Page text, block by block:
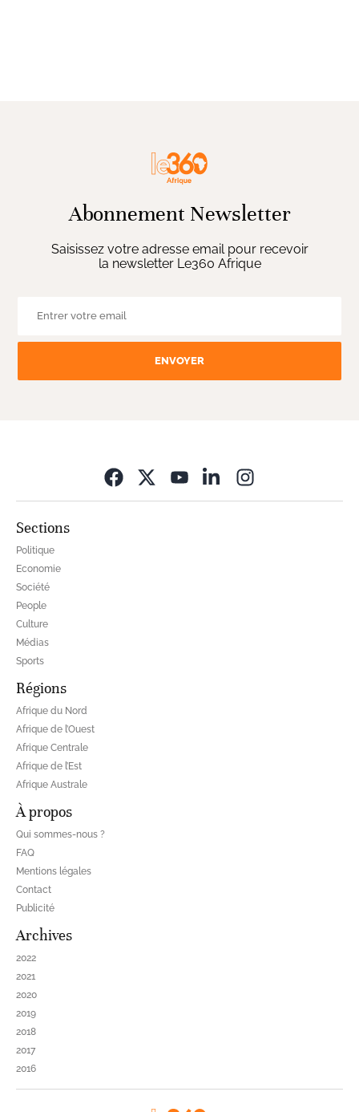
Abonnement Newsletter
Saisissez votre adresse email pour recevoir
la newsletter Le360 Afrique
ENVOYER
Sections
Politique
Economie
Société
People
Culture
Médias
Sports
Régions
Afrique du Nord
Afrique de l’Ouest
Afrique Centrale
Afrique de l’Est
Afrique Australe
À propos
Qui sommes-nous ?
FAQ
Mentions légales
Contact
Publicité
Archives
2022
2021
2020
2019
2018
2017
2016